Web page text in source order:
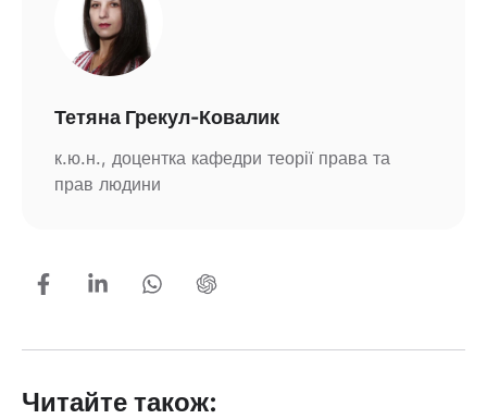
Тетяна Грекул-Ковалик
к.ю.н., доцентка кафедри теорії права та
прав людини
Читайте також: